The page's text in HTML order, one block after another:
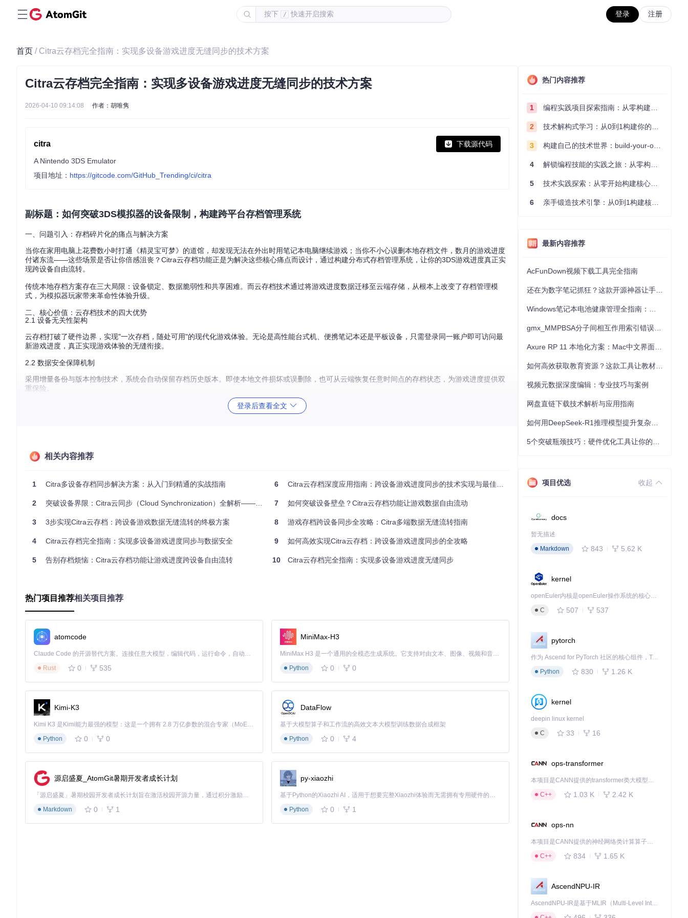
按下 / 快速开启搜索 登录 注册
首页 / Citra云存档完全指南：实现多设备游戏进度无缝同步的技术方案
Citra云存档完全指南：实现多设备游戏进度无缝同步的技术方案
2026-04-10 09:14:08 作者：胡唯隽
citra 下载源代码
A Nintendo 3DS Emulator
项目地址： https://gitcode.com/GitHub_Trending/ci/citra
副标题：如何突破3DS模拟器的设备限制，构建跨平台存档管理系统
一、问题引入：存档碎片化的痛点与解决方案
当你在家用电脑上花费数小时打通《精灵宝可梦》的道馆，却发现无法在外出时用笔记本电脑继续游戏；当你不小心误删本地存档文件，数月的游戏进度
付诸东流——这些场景是否让你倍感沮丧？Citra云存档功能正是为解决这些核心痛点而设计，通过构建分布式存档管理系统，让你的3DS游戏进度真正实
现跨设备自由流转。
传统本地存档方案存在三大局限：设备锁定、数据脆弱性和共享困难。而云存档技术通过将游戏进度数据迁移至云端存储，从根本上改变了存档管理模
式，为模拟器玩家带来革命性体验升级。
二、核心价值：云存档技术的四大优势
2.1 设备无关性架构
云存档打破了硬件边界，实现"一次存档，随处可用"的现代化游戏体验。无论是高性能台式机、便携笔记本还是平板设备，只需登录同一账户即可访问最
新游戏进度，真正实现游戏体验的无缝衔接。
2.2 数据安全保障机制
采用增量备份与版本控制技术，系统会自动保留存档历史版本。即使本地文件损坏或误删除，也可从云端恢复任意时间点的存档状态，为游戏进度提供双
重保险。
深度优化的跨平台同步算法，确保Windows、macOS、Linux等不同操作系统间的存档兼容性，解决传统模拟器存档格式不统一的问题。
3.1 软件版本要求
git clone
完成克隆后，需检查本地编译环境是否满足以下要求：
C++17兼容编译器（GCC 8+或Clang 9+）
3.2 网络环境配置
建议上传/下载带宽不低于5Mbps
网络延迟应控制在100ms以内以确保同步及时性
3.3 存储方案选择
本地网络方案 ：适合家庭局域网环境，可使用Samba或NFS共享
4.1 功能激活与基础配置
启动Citra模拟器，进入"设置"菜单
选择"存档管理"选项卡，勾选"启用云同步"复选框
选择存储类型并完成初始配置
点击"测试连接"验证配置有效性
预期结果：系统显示"云同步服务已激活"，并提示进行账户绑定。
4.2 账户体系构建
在主界面点击"账户"→"注册新账户"
完成邮箱验证与安全设置
登录后查看全文
相关内容推荐
1 Citra多设备存档同步解决方案：从入门到精通的实战指南
2 突破设备界限：Citra云同步（Cloud Synchronization）全解析——让3DS游戏进度无缝流转
3 3步实现Citra云存档：跨设备游戏数据无缝流转的终极方案
4 Citra云存档完全指南：实现多设备游戏进度同步与数据安全
5 告别存档烦恼：Citra云存档功能让游戏进度跨设备自由流转
6 Citra云存档深度应用指南：跨设备游戏进度同步的技术实现与最佳实践
7 如何突破设备壁垒？Citra云存档功能让游戏数据自由流动
8 游戏存档跨设备同步全攻略：Citra多端数据无缝流转指南
9 如何高效实现Citra云存档：跨设备游戏进度同步的全攻略
10 Citra云存档完全指南：实现多设备游戏进度无缝同步
热门项目推荐相关项目推荐
atomcode
Claude Code 的开源替代方案。连接任意大模型，编辑代码，运行命令，自动验证 — 全自动执行。用 Rust 构建，极致性能。 ｜ An open-source alternative to Claude Code. Connect any LLM, edit code, run commands, and verify changes — autonomously. Built in Rust for speed. Get Started
Rust
0 535
MiniMax-H3
MiniMax H3 是一个通用的全模态生成系统。它支持对由文本、图像、视频和音频组成的多模态上下文进行统一理解，并能生成分辨率高达 2K、时长可达 15 秒的带原生立体声音频的视频。得益于面向任务泛化的系统设计，H3 在预训练阶段就已具备广泛的多模态上下文理解与生成能力，能够出色地执行复杂的多模态指令。
Python
0 0
Kimi-K3
Kimi K3 是Kimi能力最强的模型：这是一个拥有 2.8 万亿参数的混合专家（MoE）模型，具备原生视觉理解能力，并支持 100 万 token 的上下文窗口。
Python
0 0
DataFlow
基于大模型算子和工作流的高效文本大模型训练数据合成框架
Python
0 4
源启盛夏_AtomGit暑期开发者成长计划
「源启盛夏」暑期校园开发者成长计划旨在激活校园开源力量，通过积分激励、认证扶持、资源倾斜等形式，引导高校组织和开发者完成「入驻 — 建项目 — 做贡献 — 获认证 — 得资源」的完整闭环。无论你是想带领社团入驻平台的组织者，还是希望用代码贡献证明自己的开发者，都能在这里找到属于你的成长路径。
Markdown
0 1
py-xiaozhi
基于Python的Xiaozhi AI，适用于想要完整Xiaozhi体验而无需拥有专用硬件的用户。
Python
0 1
热门内容推荐
1 编程实践项目探索指南：从零构建技术能力体系
2 技术解构式学习：从0到1构建你的编程知识体系
3 构建自己的技术世界：build-your-own-x项目的实践探索指南
4 解锁编程技能的实践之旅：从零构建你的技术世界
5 技术实践探索：从零开始构建核心系统的实践指南
6 亲手锻造技术引擎：从0到1构建核心系统的实践指南
最新内容推荐
AcFunDown视频下载工具完全指南
视频元数据深度编辑：专业技巧与案例
网盘直链下载技术解析与应用指南
项目优选 收起
docs
暂无描述
Markdown
843 5.62 K
kernel
openEuler内核是openEuler操作系统的核心，既是系统性能与稳定性的基石，也是连接处理器、设备与服务的桥梁。
C
507 537
pytorch
作为 Ascend for PyTorch 社区的核心组件，TorchNPU 是昇腾专为 PyTorch 打造的深度学习适配插件，使 PyTorch 框架能够直接调用昇腾 NPU，为开发者提供昇腾 AI 处理器的超强算力。
Python
830 1.26 K
kernel
deepin linux kernel
C
33 16
ops-transformer
本项目是CANN提供的transformer类大模型算子库，实现网络在NPU上加速计算。
C++
1.03 K 2.42 K
ops-nn
本项目是CANN提供的神经网络类计算算子库，实现网络在NPU上加速计算。
C++
834 1.65 K
AscendNPU-IR
AscendNPU-IR是基于MLIR（Multi-Level Intermediate Representation）构建的，面向昇腾亲和算子编译时使用的中间表示，提供昇腾完备表达能力，通过编译优化提升昇腾AI处理器计算效率，支持通过生态框架使能昇腾AI处理器与深度调优